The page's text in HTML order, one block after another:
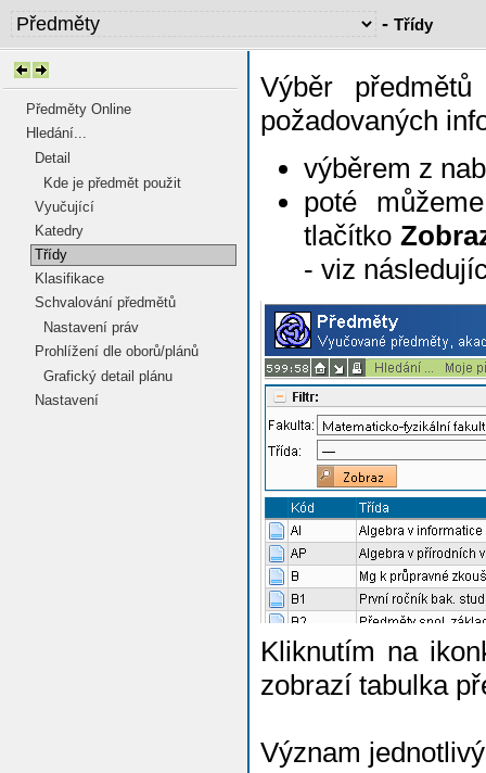
- Třídy
Předměty Online
Hledání...
Detail
Kde je předmět použit
Vyučující
Katedry
Třídy
Klasifikace
Schvalování předmětů
Nastavení práv
Prohlížení dle oborů/plánů
Grafický detail plánu
Nastavení
Výběr
požadovaných
výběrem z
poté
tlačítko
- viz
Kliknutím na
zobrazí tabulka
Význam